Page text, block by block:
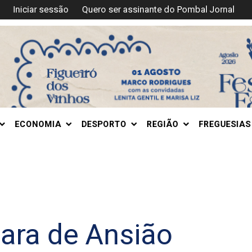
Iniciar sessão Quero ser assinante do Pombal Jornal
ECONOMIA DESPORTO REGIÃO FREGUESIAS
de Ansião